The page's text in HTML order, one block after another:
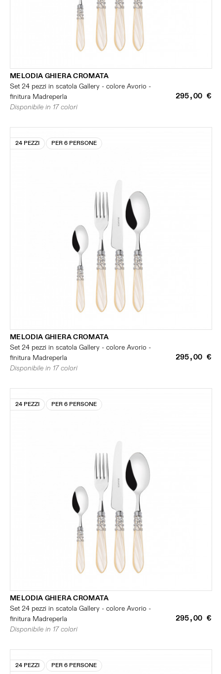
MELODIA GHIERA CROMATA
Set 24 pezzi in scatola Gallery - colore Avorio -
finitura Madreperla
295,00 €
Disponibile in 17 colori
24 PEZZI PER 6 PERSONE
MELODIA GHIERA CROMATA
Set 24 pezzi in scatola Gallery - colore Avorio -
finitura Madreperla
295,00 €
Disponibile in 17 colori
24 PEZZI PER 6 PERSONE
MELODIA GHIERA CROMATA
Set 24 pezzi in scatola Gallery - colore Avorio -
finitura Madreperla
295,00 €
Disponibile in 17 colori
24 PEZZI PER 6 PERSONE